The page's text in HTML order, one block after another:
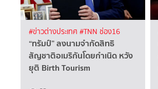
#ข่าวต่างประเทศ #TNN ช่อง16
“ทรัมป์” ลงนามจำกัดสิทธิ
สัญชาติอเมริกันโดยกำเนิด หวัง
ยุติ Birth Tourism